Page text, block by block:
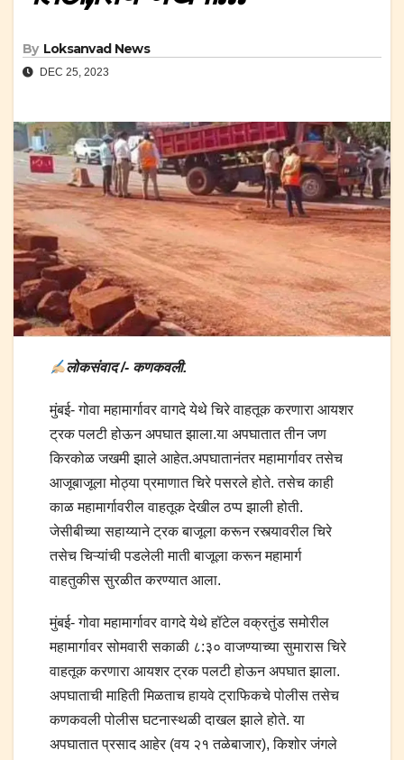
By Loksanvad News
DEC 25, 2023
लोकसंवाद /- कणकवली.
मुंबई- गोवा महामार्गावर वागदे येथे चिरे वाहतूक करणारा आयशर
ट्रक पलटी होऊन अपघात झाला.या अपघातात तीन जण
किरकोळ जखमी झाले आहेत.अपघातानंतर महामार्गावर तसेच
आजूबाजूला मोठ्या प्रमाणात चिरे पसरले होते. तसेच काही
काळ महामार्गावरील वाहतूक देखील ठप्प झाली होती.
जेसीबीच्या सहाय्याने ट्रक बाजूला करून रस्त्यावरील चिरे
तसेच चिऱ्यांची पडलेली माती बाजूला करून महामार्ग
वाहतुकीस सुरळीत करण्यात आला.
मुंबई- गोवा महामार्गावर वागदे येथे हॉटेल वक्रतुंड समोरील
महामार्गावर सोमवारी सकाळी ८:३० वाजण्याच्या सुमारास चिरे
वाहतूक करणारा आयशर ट्रक पलटी होऊन अपघात झाला.
अपघाताची माहिती मिळताच हायवे ट्राफिकचे पोलीस तसेच
कणकवली पोलीस घटनास्थळी दाखल झाले होते. या
अपघातात प्रसाद आहेर (वय २१ तळेबाजार), किशोर जंगले